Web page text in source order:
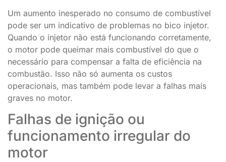
Um aumento inesperado no consumo de combustível
pode ser um indicativo de problemas no bico injetor.
Quando o injetor não está funcionando corretamente,
o motor pode queimar mais combustível do que o
necessário para compensar a falta de eficiência na
combustão. Isso não só aumenta os custos
operacionais, mas também pode levar a falhas mais
graves no motor.
Falhas de ignição ou
funcionamento irregular do
motor